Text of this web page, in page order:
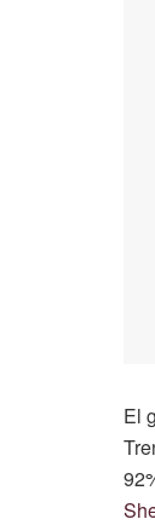
El